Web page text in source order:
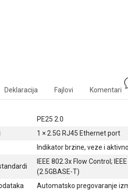
Deklaracija Fajlovi Komentari
PE25 2.0
1 × 2.5G RJ45 Ethernet port
Indikator brzine, veze i
IEEE 802.3x Flow Control;
(2.5GBASE-T)
Automatsko pregovaranje